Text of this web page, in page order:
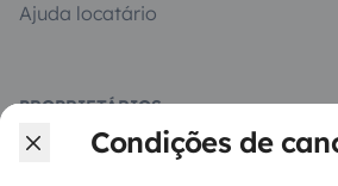
Condições de
Ajuda locatário
PROPRIETÁRIOS